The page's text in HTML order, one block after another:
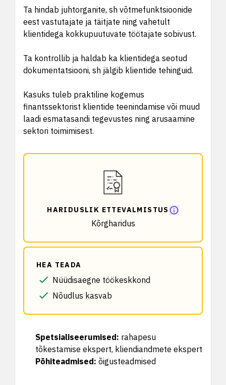
Ta hindab juhtorganite, sh võtmefunktsioonide
eest vastutajate ja täitjate ning vahetult
klientidega kokkupuutuvate töötajate sobivust.
Ta kontrollib ja haldab ka klientidega seotud
dokumentatsiooni, sh jälgib klientide tehinguid.
Kasuks tuleb praktiline kogemus
finantssektorist klientide teenindamise või muud
laadi esmatasandi tegevustes ning arusaamine
sektori toimimisest.
HARIDUSLIK ETTEVALMISTUS
Kõrgharidus
HEA TEADA
Nüüdisaegne töökeskkond
Nõudlus kasvab
Spetsialiseerumised: rahapesu
tõkestamise ekspert, kliendiandmete ekspert
Põhiteadmised: õigusteadmised